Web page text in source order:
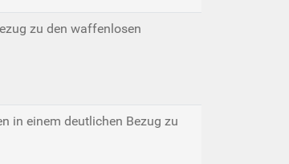
zu den waffenlosen
in einem deutlichen Bezug zu